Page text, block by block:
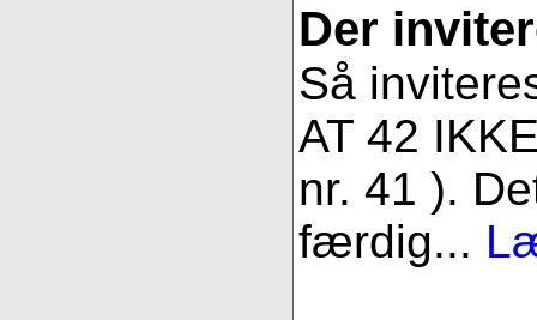
Der
Så
AT 42
nr. 41 ).
færdig...